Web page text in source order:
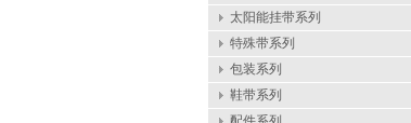
太阳能挂带系列
特殊带系列
包装系列
鞋带系列